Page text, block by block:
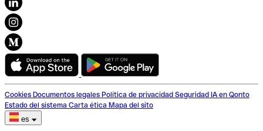
Cookies Documentos legales Política de privacidad Seguridad IA en Qonto
Estado del sistema Carta ética Mapa del sito
es